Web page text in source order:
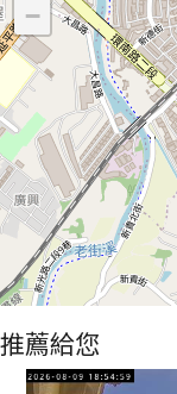
−
推薦給您